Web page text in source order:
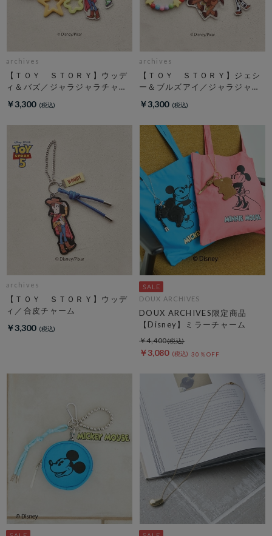
archives
【ＴＯＹ ＳＴＯＲＹ】ウッデ
ィ＆バズ／ジャラジャラチャー
￥3,300
archives
【ＴＯＹ ＳＴＯＲＹ】ジェシ
ー＆ブルズアイ／ジャラジャラ
￥3,300
archives
【ＴＯＹ ＳＴＯＲＹ】ウッデ
ィ／合皮チャーム
￥3,300
DOUX ARCHIVES
DOUX ARCHIVES限定商品
【Disney】ミラーチャーム
￥3,080 30％OFF
￥4,400